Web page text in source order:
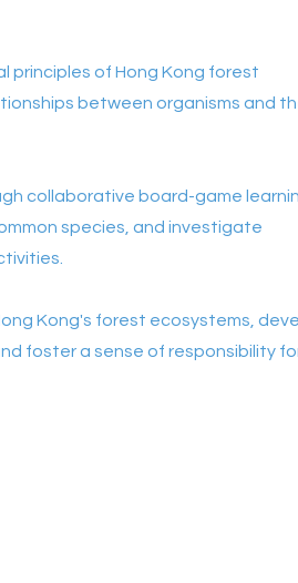
principles of Hong Kong forest
between organisms and
collaborative board-game
species, and investigate
Kong's forest ecosystems,
foster a sense of responsibility